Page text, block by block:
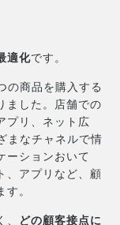
適化です。
の商品を購入する
ました。店舗での
プリ、ネット広
まなチャネルで情
ーションおいて
、アプリなど、顧
。
どの顧客接点に